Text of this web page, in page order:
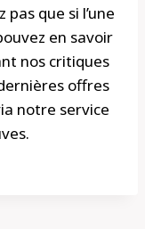
pas que si l’une
en savoir
nos critiques
offres
notre service